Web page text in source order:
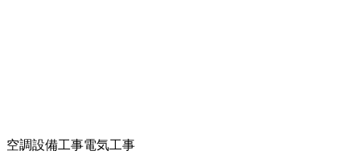
空調設備工事電気工事